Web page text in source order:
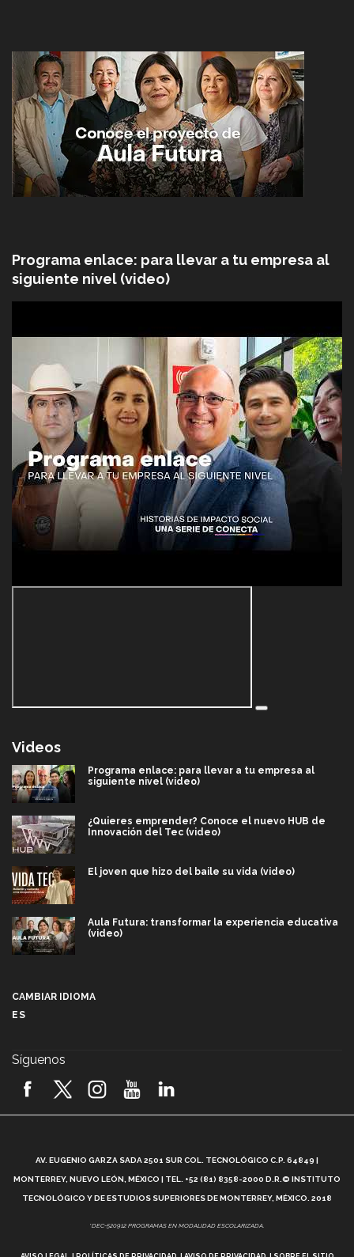
Programa enlace: para llevar a tu empresa al
siguiente nivel (video)
Videos
Programa enlace: para llevar a tu empresa al
siguiente nivel (video)
¿Quieres emprender? Conoce el nuevo HUB de
Innovación del Tec (video)
El joven que hizo del baile su vida (video)
Aula Futura: transformar la experiencia educativa
(video)
2026! (video)
¿Cómo es el Modelo Educativo Tec? (video)
Vida Tec: Feminismo e Inteligencia Artificial, Paola
CAMBIAR IDIOMA
ES
Síguenos
AV. EUGENIO GARZA SADA 2501 SUR COL. TECNOLÓGICO C.P. 64849 |
MONTERREY, NUEVO LEÓN, MÉXICO | TEL. +52 (81) 8358-2000 D.R.© INSTITUTO
TECNOLÓGICO Y DE ESTUDIOS SUPERIORES DE MONTERREY, MÉXICO. 2018
*DEC-520912 PROGRAMAS EN MODALIDAD ESCOLARIZADA.